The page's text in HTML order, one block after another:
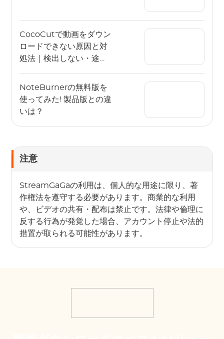
CocoCutで動画をダウン
ロードできない原因と対
処法｜検出しない・途中
NoteBurnerの無料版を
使ってみた! 製品版との違
いは？
注意
StreamGaGaの利用は、個人的な用途に限り、著
作権法を遵守する必要があります。商業的な利用
や、ビデオの共有・配布は禁止です。法律や倫理に
反する行為が発覚した場合、アカウント停止や法的
措置が取られる可能性があります。